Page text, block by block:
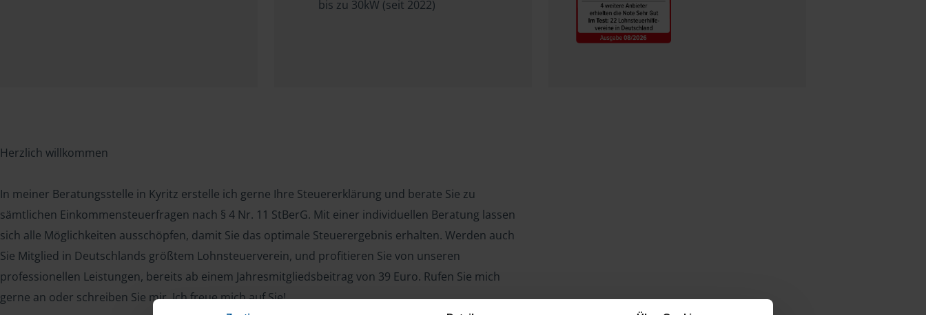
bis zu 30kW (seit 2022)
Herzlich willkommen
In meiner Beratungsstelle in Kyritz erstelle ich gerne Ihre Steuererklärung und berate Sie zu
sämtlichen Einkommensteuerfragen nach § 4 Nr. 11 StBerG. Mit einer individuellen Beratung lassen
sich alle Möglichkeiten ausschöpfen, damit Sie das optimale Steuerergebnis erhalten. Werden auch
Sie Mitglied in Deutschlands größtem Lohnsteuerverein, und profitieren Sie von unseren
professionellen Leistungen, bereits ab einem Jahresmitgliedsbeitrag von 39 Euro. Rufen Sie mich
gerne an oder schreiben Sie mir. Ich freue mich auf Sie!